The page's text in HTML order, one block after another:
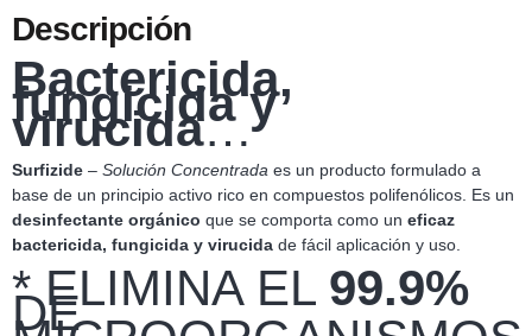
Descripción
Bactericida,
fungicida y
virucida…
Surfizide – Solución Concentrada es un producto formulado a
base de un principio activo rico en compuestos polifenólicos. Es un
desinfectante orgánico que se comporta como un eficaz
bactericida, fungicida y virucida de fácil aplicación y uso.
* ELIMINA EL 99.9%
DE